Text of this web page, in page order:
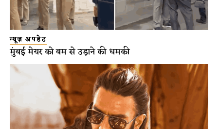
न्यूज़ अपडेट
मुंबई मेयर को बम से उड़ाने की धमकी